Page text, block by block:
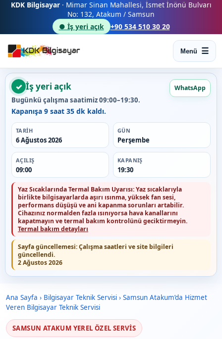
KDK Bilgisayar· Mimar Sinan Mahallesi, İsmet İnönü Bulvarı
No: 132, Atakum / Samsun
● İş yeri açık
+90 534 510 30 20
Menü
✓ İş yeri açık
Bugünkü çalışma saatimiz 09:00–19:30.
Kapanışa 9 saat 35 dk kaldı.
WhatsApp
TARIH
6 Ağustos 2026
GÜN
Perşembe
AÇILIŞ
09:00
KAPANIŞ
19:30
Yaz Sıcaklarında Termal Bakım Uyarısı:Yaz sıcaklarıyla
birlikte bilgisayarlarda aşırı ısınma, yüksek fan sesi,
performans düşüşü ve ani kapanma sorunları artabilir.
Cihazınız normalden fazla ısınıyorsa hava kanallarını
kapatmayın ve termal bakım kontrolünü geciktirmeyin.
Termal bakım detayları
Sayfa güncellemesi:Çalışma saatleri ve site bilgileri
güncellendi.
2 Ağustos 2026
Ana Sayfa › Bilgisayar Teknik Servisi › Samsun Atakum’da Hizmet
Veren Bilgisayar Teknik Servisi
SAMSUN ATAKUM YEREL ÖZEL SERVIS